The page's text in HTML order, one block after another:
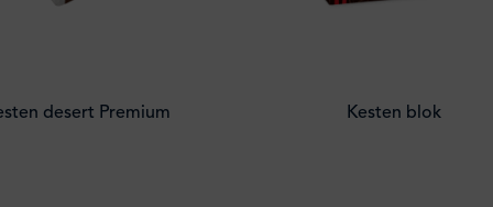
desert Premium Kesten blok